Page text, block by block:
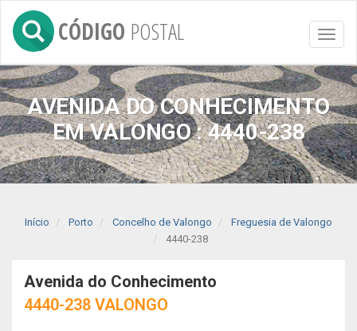
Toggle
CÓDIGO POSTAL
AVENIDA DO CONHECIMENTO
EM VALONGO : 4440-238
Início Porto Concelho de Valongo
Freguesia de Valongo
4440-238
Avenida do Conhecimento
4440-238 VALONGO